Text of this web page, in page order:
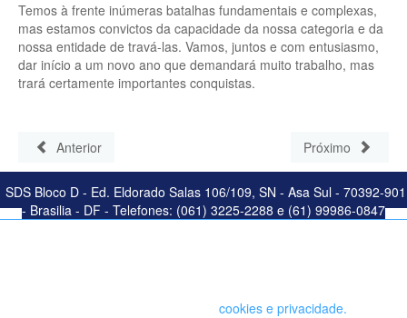
Temos à frente inúmeras batalhas fundamentais e complexas,
mas estamos convictos da capacidade da nossa categoria e da
nossa entidade de travá-las. Vamos, juntos e com entusiasmo,
dar início a um novo ano que demandará muito trabalho, mas
trará certamente importantes conquistas.
Anterior Próximo
SDS Bloco D - Ed. Eldorado Salas 106/109, SN - Asa Sul - 70392-901
- Brasilia - DF - Telefones: (061) 3225-2288 e (61) 99986-0847
cookies e privacidade.